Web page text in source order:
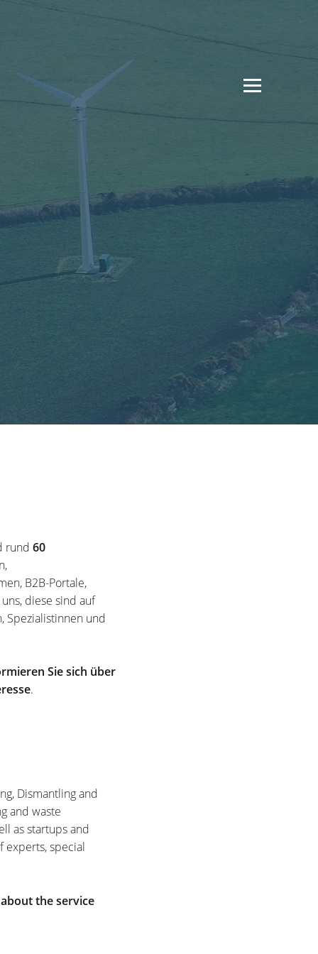
rund 60
B2B-Portale,
diese sind auf
Spezialistinnen und
Sie sich über
.
Dismantling and
and waste
as startups and
experts, special
the service